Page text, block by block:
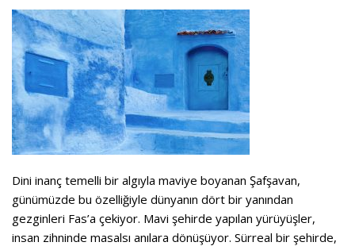
Dini inanç temelli bir algıyla maviye boyanan Şafşavan,
günümüzde bu özelliğiyle dünyanın dört bir yanından
gezginleri Fas’a çekiyor. Mavi şehirde yapılan yürüyüşler,
insan zihninde masalsı anılara dönüşüyor. Sürreal bir şehirde,